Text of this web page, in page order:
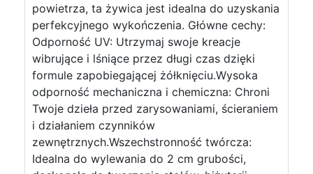
powietrza, ta żywica jest idealna do uzyskania
perfekcyjnego wykończenia. Główne cechy:
Odporność UV: Utrzymaj swoje kreacje
wibrujące i lśniące przez długi czas dzięki
formule zapobiegającej żółknięciu.Wysoka
odporność mechaniczna i chemiczna: Chroni
Twoje dzieła przed zarysowaniami, ścieraniem
i działaniem czynników
zewnętrznych.Wszechstronność twórcza:
Idealna do wylewania do 2 cm grubości,